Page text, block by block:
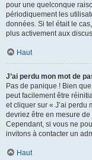
pour une quelconque
périodiquement les
données. Si tel était le
plus activement aux
Haut
J’ai perdu mon mot de
Pas de panique ! Bien
peut facilement être
et cliquer sur « J’ai perdu
devriez être en mesure
Cependant, si vous ne
invitons à contacter un
Haut